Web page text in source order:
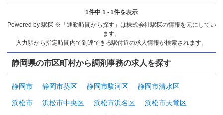
1件中 1 - 1件を表示
Powered by 駅探 ※「通勤時間から探す」は株式会社駅探の情報を元にしてい
ます。
入力駅から指定時間内で到達できる駅付近の求人情報が検索されます。
静岡県の市区町村から調剤事務の求人を探す
静岡市 静岡市葵区 静岡市駿河区 静岡市清水区
浜松市 浜松市中央区 浜松市浜名区 浜松市天竜区